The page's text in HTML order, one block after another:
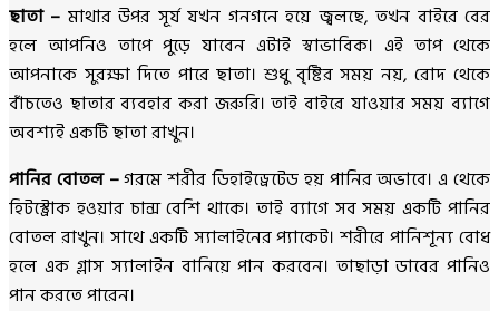
ছাতা – মাথার উপর সূর্য যখন গনগনে হয়ে জ্বলছে, তখন বাইরে বের
হলে আপনিও তাপে পুড়ে যাবেন এটাই স্বাভাবিক। এই তাপ থেকে
আপনাকে সুরক্ষা দিতে পারে ছাতা। শুধু বৃষ্টির সময় নয়, রোদ থেকে
বাঁচতেও ছাতার ব্যবহার করা জরুরি। তাই বাইরে যাওয়ার সময় ব্যাগে
অবশ্যই একটি ছাতা রাখুন।
পানির বোতল –গরমে শরীর ডিহাইড্রেটেড হয় পানির অভাবে। এ থেকে
হিটস্ট্রোক হওয়ার চান্স বেশি থাকে। তাই ব্যাগে সব সময় একটি পানির
বোতল রাখুন। সাথে একটি স্যালাইনের প্যাকেট। শরীরে পানিশূন্য বোধ
হলে এক গ্লাস স্যালাইন বানিয়ে পান করবেন। তাছাড়া ডাবের পানিও
পান করতে পারেন।